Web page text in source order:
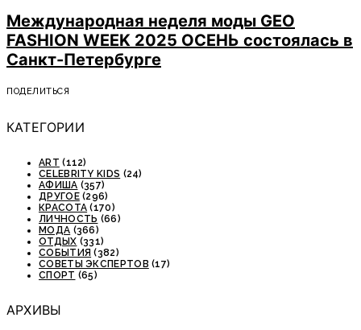
Международная неделя моды GEO
FASHION WEEK 2025 ОСЕНЬ состоялась в
Санкт-Петербурге
ПОДЕЛИТЬСЯ
КАТЕГОРИИ
ART (112)
CELEBRITY KIDS (24)
АФИША (357)
ДРУГОЕ(296)
КРАСОТА (170)
ЛИЧНОСТЬ (66)
МОДА (366)
ОТДЫХ (331)
СОБЫТИЯ (382)
СОВЕТЫ ЭКСПЕРТОВ (17)
СПОРТ (65)
АРХИВЫ